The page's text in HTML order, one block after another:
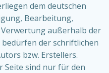
dem deutschen
Bearbeitung,
außerhalb der
der schriftlichen
bzw. Erstellers.
Seite sind nur für den